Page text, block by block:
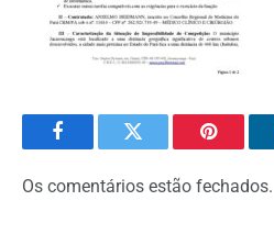
FacebookTwitter
Os comentários estão fechados.